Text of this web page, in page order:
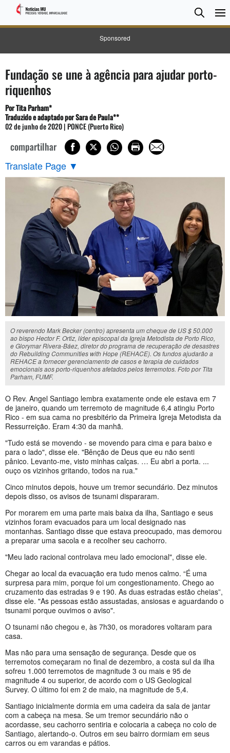
Sponsored
Search
Fundação se une à agência para ajudar porto-
riquenhos
Por Tita Parham*
Traduzido e adaptado por Sara de Paula**
02 de junho de 2020 | PONCE (Puerto Rico)
compartilhar
Translate Page ▼
O reverendo Mark Becker (centro) apresenta um cheque de US $ 50.000
ao bispo Hector F. Ortiz, líder episcopal da Igreja Metodista de Porto Rico,
e Glorymar Rivera-Báez, diretor do programa de recuperação de desastres
do Rebuilding Communities with Hope (REHACE). Os fundos ajudarão a
REHACE a fornecer gerenciamento de casos e terapia de cuidados
emocionais aos porto-riquenhos afetados pelos terremotos. Foto por Tita
Parham, FUMF.
O Rev. Angel Santiago lembra exatamente onde ele estava em 7
de janeiro, quando um terremoto de magnitude 6,4 atingiu Porto
Rico - em sua cama no presbitério da Primeira Igreja Metodista da
Ressurreição. Eram 4:30 da manhã.
"Tudo está se movendo - se movendo para cima e para baixo e
para o lado", disse ele. "Bênção de Deus que eu não senti
pânico. Levanto-me, visto minhas calças. … Eu abri a porta. ...
ouço os vizinhos gritando, todos na rua."
Cinco minutos depois, houve um tremor secundário. Dez minutos
depois disso, os avisos de tsunami dispararam.
Por morarem em uma parte mais baixa da ilha, Santiago e seus
vizinhos foram evacuados para um local designado nas
montanhas. Santiago disse que estava preocupado, mas demorou
a preparar uma sacola e a recolher seu cachorro.
"Meu lado racional controlava meu lado emocional", disse ele.
Chegar ao local da evacuação era tudo menos calmo. “É uma
surpresa para mim, porque foi um congestionamento. Chego ao
cruzamento das estradas 9 e 190. As duas estradas estão cheias”,
disse ele. "As pessoas estão assustadas, ansiosas e aguardando o
tsunami porque ouvimos o aviso".
O tsunami não chegou e, às 7h30, os moradores voltaram para
casa.
Mas não para uma sensação de segurança. Desde que os
terremotos começaram no final de dezembro, a costa sul da ilha
sofreu 1.000 terremotos de magnitude 3 ou mais e 95 de
magnitude 4 ou superior, de acordo com o US Geological
Survey. O último foi em 2 de maio, na magnitude de 5,4.
Santiago inicialmente dormia em uma cadeira da sala de jantar
com a cabeça na mesa. Se um tremor secundário não o
acordasse, seu cachorro sentiria e colocaria a cabeça no colo de
Santiago, alertando-o. Outros em seu bairro dormiam em seus
carros ou em varandas e pátios.